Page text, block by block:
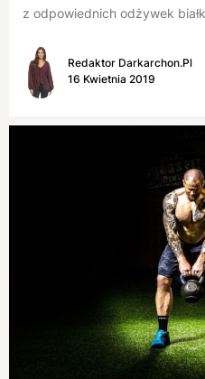
z odpowiednich odżywek
Redaktor Darkarchon.pl
16 Kwietnia 2019